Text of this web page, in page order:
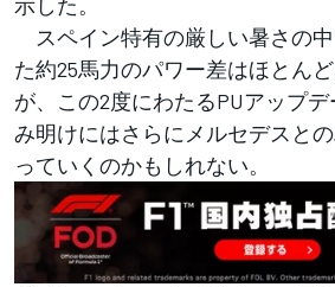
スペイン特有の厳しい暑さの
た約25馬力のパワー差はほとん
が、この2度にわたるPUアップ
み明けにはさらにメルセデスと
っていくのかもしれない。